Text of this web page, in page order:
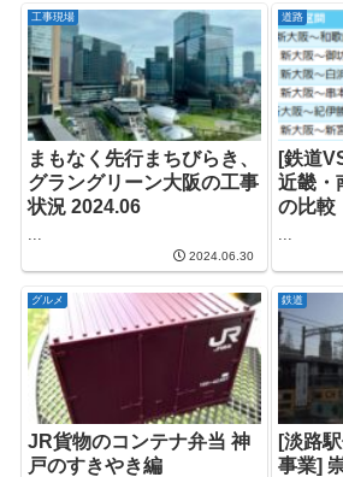
工事現場
まもなく先行まちびらき、
グラングリーン大阪の工事
状況 2024.06
...
2024.06.30
道路
[鉄道
近畿・
の比較
...
グルメ
JR貨物のコンテナ弁当 神
戸のすきやき編
鉄道
[淡路
事業]